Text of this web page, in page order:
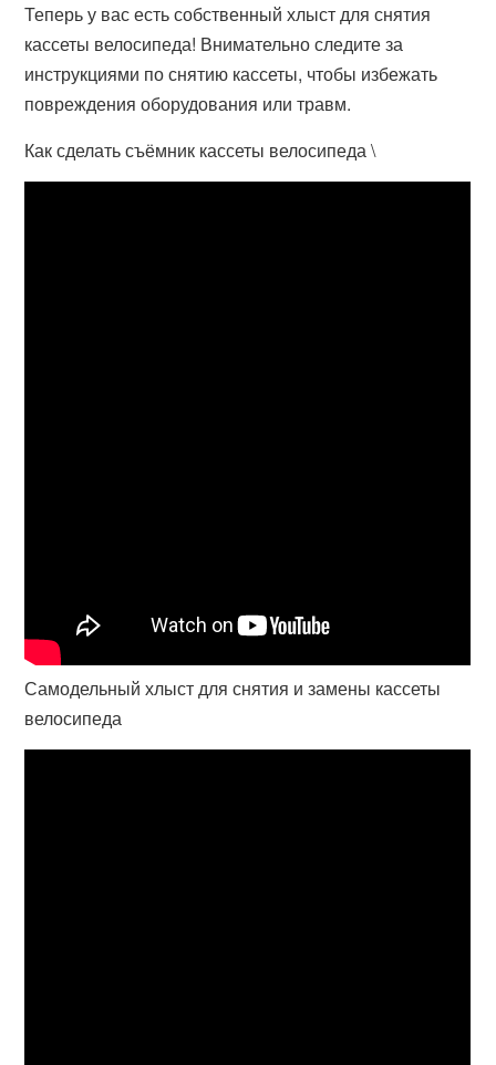
Теперь у вас есть собственный хлыст для снятия
кассеты велосипеда! Внимательно следите за
инструкциями по снятию кассеты, чтобы избежать
повреждения оборудования или травм.
Как сделать съёмник кассеты велосипеда \
Самодельный хлыст для снятия и замены кассеты
велосипеда